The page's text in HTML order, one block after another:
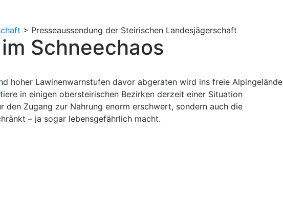
> Presseaussendung der Steirischen Landesjägerschaft
Schneechaos
hoher Lawinenwarnstufen davor abgeraten wird ins freie Alpingelände
in einigen obersteirischen Bezirken derzeit einer Situation
den Zugang zur Nahrung enorm erschwert, sondern auch die
– ja sogar lebensgefährlich macht.